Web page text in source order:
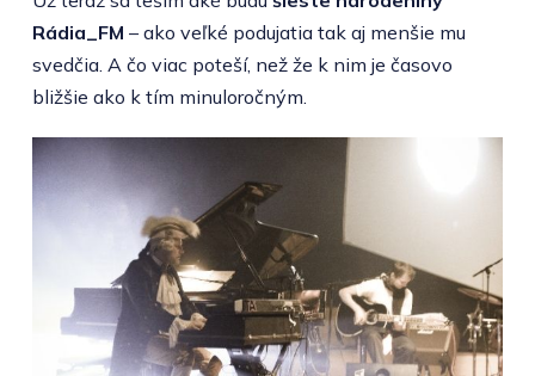
Rádia_FM – ako veľké podujatia tak aj menšie mu
svedčia. A čo viac poteší, než že k nim je časovo
bližšie ako k tím minuloročným.